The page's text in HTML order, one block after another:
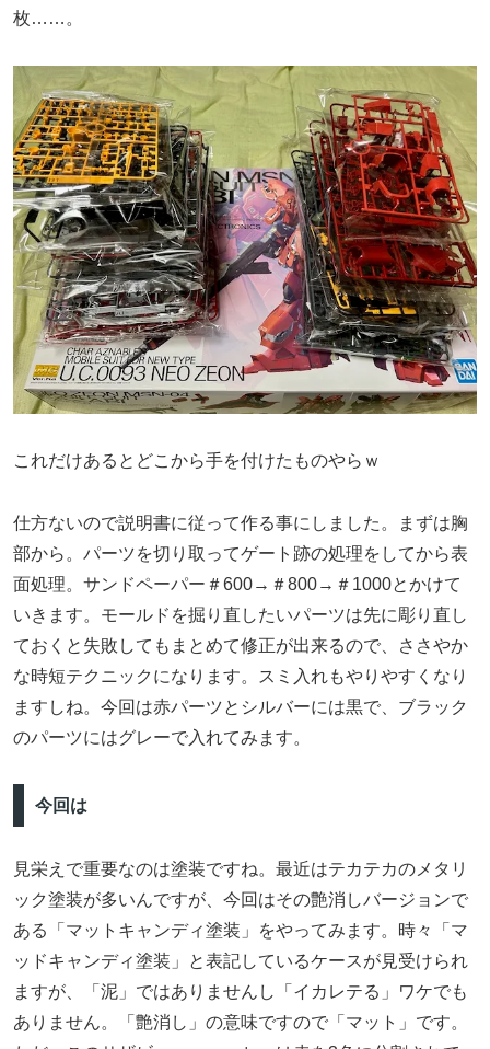
枚……。
これだけあるとどこから手を付けたものやらｗ
仕方ないので説明書に従って作る事にしました。まずは胸
部から。パーツを切り取ってゲート跡の処理をしてから表
面処理。サンドペーパー＃600→＃800→＃1000とかけて
いきます。モールドを掘り直したいパーツは先に彫り直し
ておくと失敗してもまとめて修正が出来るので、ささやか
な時短テクニックになります。スミ入れもやりやすくなり
ますしね。今回は赤パーツとシルバーには黒で、ブラック
のパーツにはグレーで入れてみます。
今回は
見栄えで重要なのは塗装ですね。最近はテカテカのメタリ
ック塗装が多いんですが、今回はその艶消しバージョンで
ある「マットキャンディ塗装」をやってみます。時々「マ
ッドキャンディ塗装」と表記しているケースが見受けられ
ますが、「泥」ではありませんし「イカレテる」ワケでも
ありません。「艶消し」の意味ですので「マット」です。